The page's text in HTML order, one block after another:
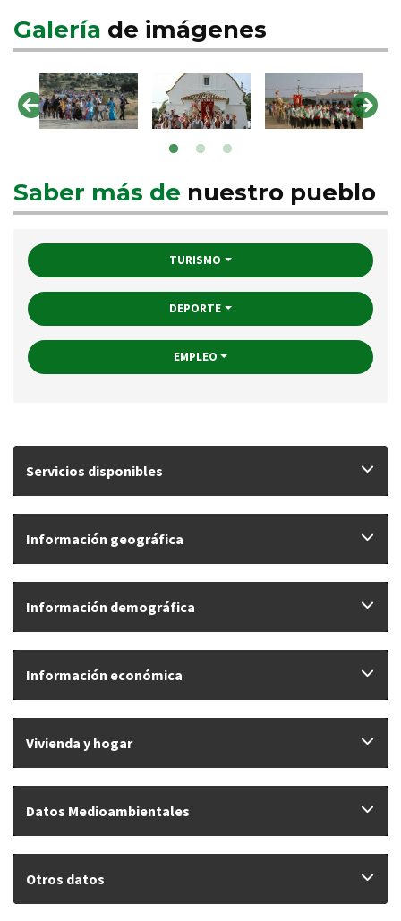
Galería de imágenes
Saber más de nuestro pueblo
TURISMO
DEPORTE
EMPLEO
Servicios disponibles
Información geográfica
Información demográfica
Información económica
Vivienda y hogar
Datos Medioambientales
Otros datos